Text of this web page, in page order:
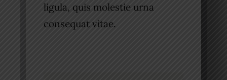
ligula, quis molestie urna
consequat vitae.